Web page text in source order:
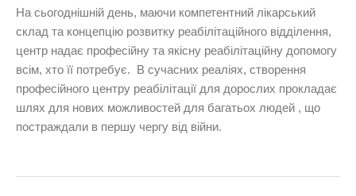
На сьогоднішній день, маючи компетентний лікарський
склад та концепцію розвитку реабілітаційного відділення,
центр надає професійну та якісну реабілітаційну допомогу
всім, хто її потребує. В сучасних реаліях, створення
професійного центру реабілітації для дорослих прокладає
шлях для нових можливостей для багатьох людей , що
постраждали в першу чергу від війни.